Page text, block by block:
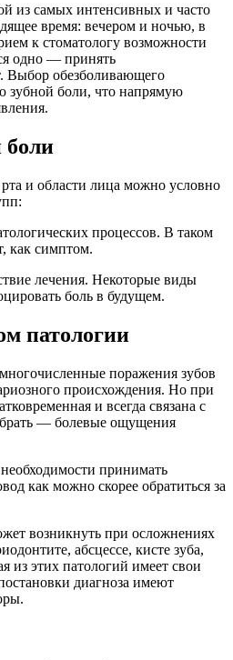
из самых интенсивных и часто
время: вечером и ночью, в
к стоматологу возможности
одно — принять
Выбор обезболивающего
зубной боли, что напрямую
и области лица можно условно
процессов. В таком
как симптом.
лечения. Некоторые виды
боль в будущем.
патологии
поражения зубов
происхождения. Но при
и всегда связана с
— болевые ощущения
принимать
как можно скорее обратиться за
возникнуть при осложнениях
абсцессе, кисте зуба,
из этих патологий имеет свои
диагноза имеют